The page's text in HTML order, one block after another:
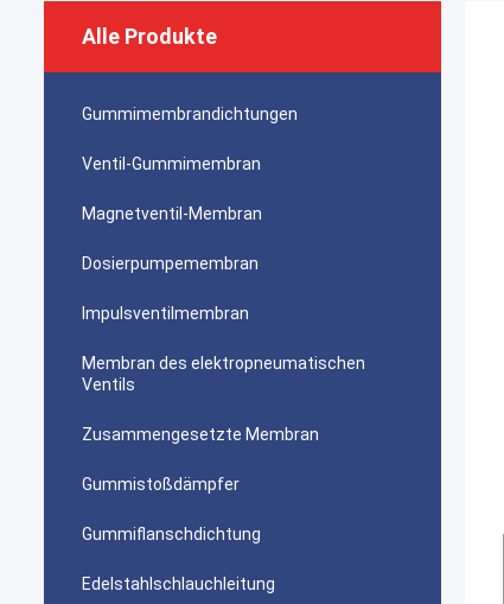
Alle Produkte
Gummimembrandichtungen
Ventil-Gummimembran
Magnetventil-Membran
Dosierpumpemembran
Impulsventilmembran
Membran des elektropneumatischen
Ventils
Zusammengesetzte Membran
Gummistoßdämpfer
Gummiflanschdichtung
Edelstahlschlauchleitung